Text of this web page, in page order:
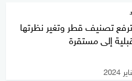
تصنيف قطر وتغير نظرتها
إلى مستقرة